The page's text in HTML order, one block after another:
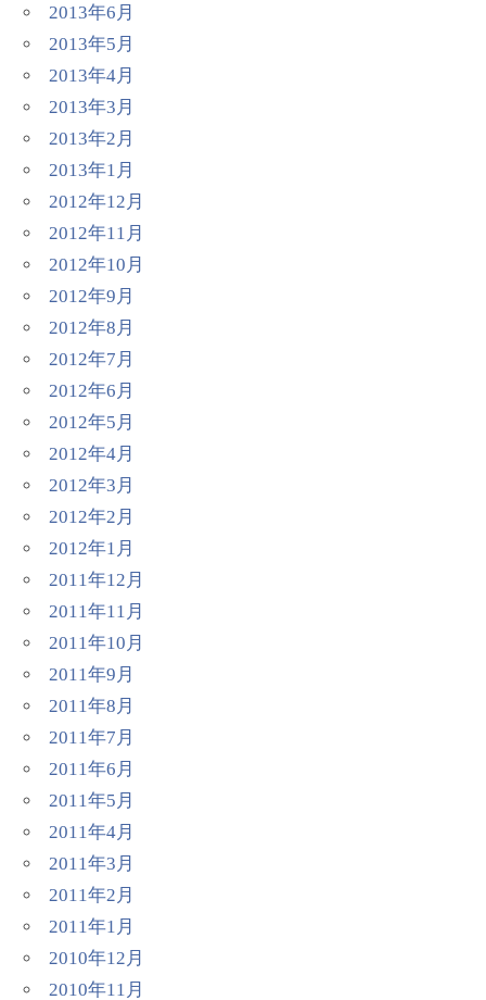
2013年6月
2013年5月
2013年4月
2013年3月
2013年2月
2013年1月
2012年12月
2012年11月
2012年10月
2012年9月
2012年8月
2012年7月
2012年6月
2012年5月
2012年4月
2012年3月
2012年2月
2012年1月
2011年12月
2011年11月
2011年10月
2011年9月
2011年8月
2011年7月
2011年6月
2011年5月
2011年4月
2011年3月
2011年2月
2011年1月
2010年12月
2010年11月